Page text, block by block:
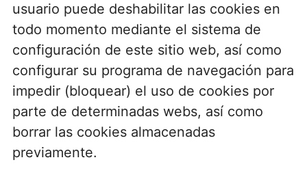
usuario puede deshabilitar las cookies en
todo momento mediante el sistema de
configuración de este sitio web, así como
configurar su programa de navegación para
impedir (bloquear) el uso de cookies por
parte de determinadas webs, así como
borrar las cookies almacenadas
previamente.